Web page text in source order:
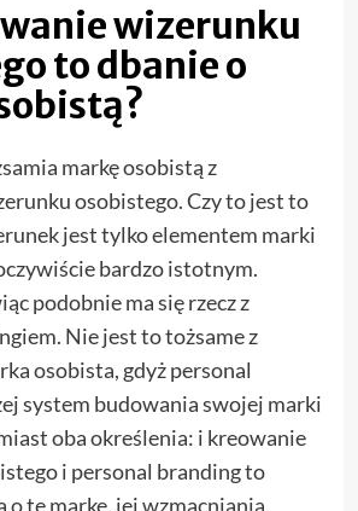
wizerunku
to dbanie o
markę osobistą z
osobistego. Czy to jest to
jest tylko elementem marki
bardzo istotnym.
podobnie ma się rzecz z
Nie jest to tożsame z
osobista, gdyż personal
system budowania swojej marki
oba określenia: i kreowanie
i personal branding to
o tę markę, jej wzmacniania,